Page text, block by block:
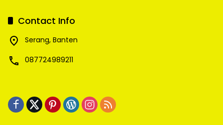
Contact Info
Serang, Banten
087724989211